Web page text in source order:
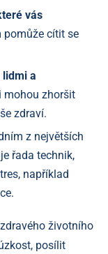
vás
pomůže cítit se
a
mohou zhoršit
zdraví.
z největších
řada technik,
například
životního
posílit